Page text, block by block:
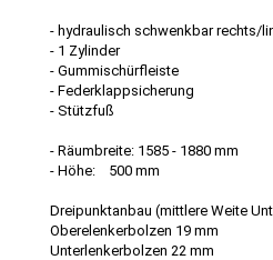
- hydraulisch schwenkbar rechts/
- 1 Zylinder
- Gummischürfleiste
- Federklappsicherung
- Stützfuß
- Räumbreite: 1585 - 1880 mm
- Höhe: 500 mm
Dreipunktanbau (mittlere Weite
Oberelenkerbolzen 19 mm
Unterlenkerbolzen 22 mm